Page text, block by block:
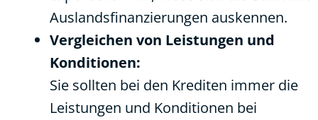
Auslandsfinanzierungen auskennen.
Vergleichen von Leistungen und
Konditionen:
Sie sollten bei den Krediten immer die
Leistungen und Konditionen bei